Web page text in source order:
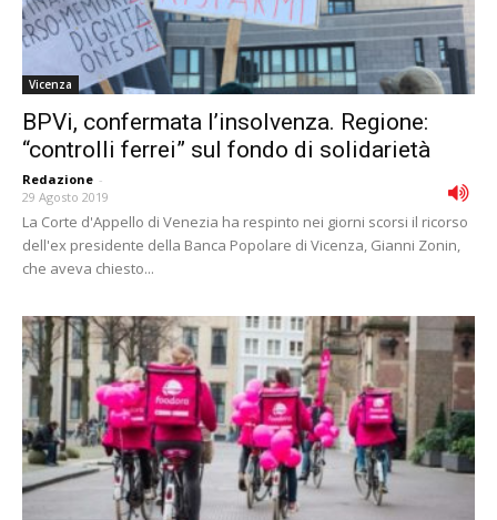
Vicenza
BPVi, confermata l’insolvenza. Regione:
“controlli ferrei” sul fondo di solidarietà
Redazione -
29 Agosto 2019
La Corte d'Appello di Venezia ha respinto nei giorni scorsi il ricorso
dell'ex presidente della Banca Popolare di Vicenza, Gianni Zonin,
che aveva chiesto...